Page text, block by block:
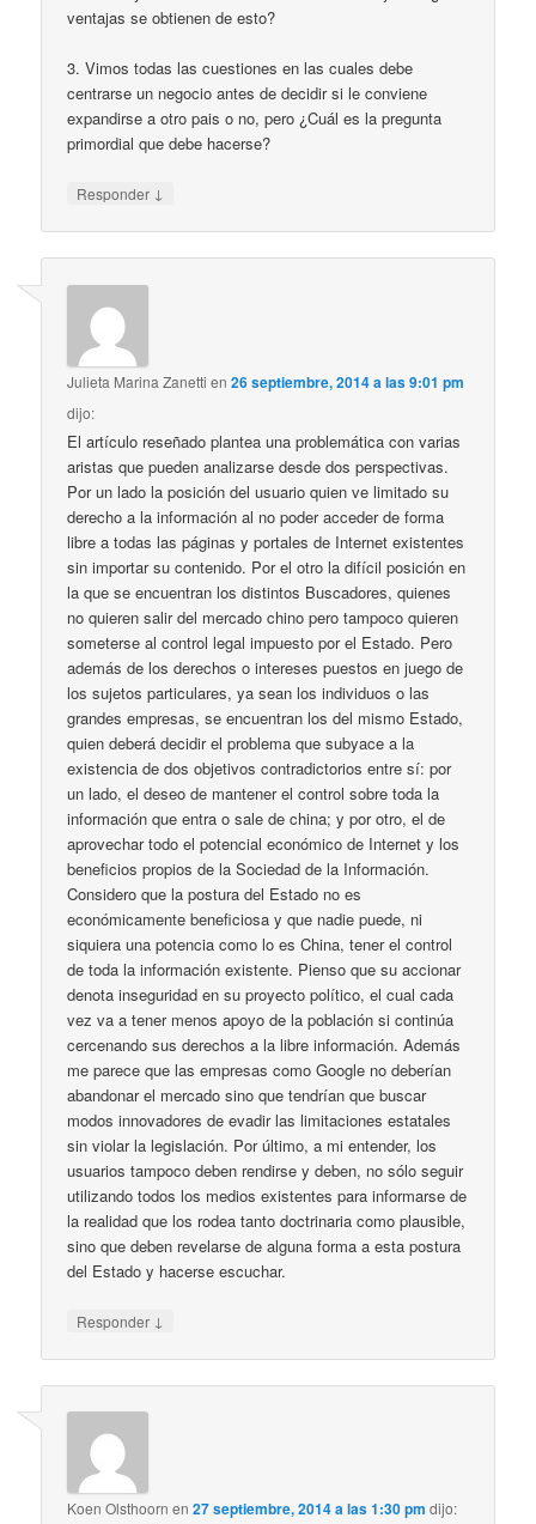
ventajas se obtienen de esto?
3. Vimos todas las cuestiones en las cuales debe
centrarse un negocio antes de decidir si le conviene
expandirse a otro pais o no, pero ¿Cuál es la pregunta
primordial que debe hacerse?
Responder ↓
Julieta Marina Zanetti en26 septiembre, 2014 a las 9:01 pm
dijo:
El artículo reseñado plantea una problemática con varias
aristas que pueden analizarse desde dos perspectivas.
Por un lado la posición del usuario quien ve limitado su
derecho a la información al no poder acceder de forma
libre a todas las páginas y portales de Internet existentes
sin importar su contenido. Por el otro la difícil posición en
la que se encuentran los distintos Buscadores, quienes
no quieren salir del mercado chino pero tampoco quieren
someterse al control legal impuesto por el Estado. Pero
además de los derechos o intereses puestos en juego de
los sujetos particulares, ya sean los individuos o las
grandes empresas, se encuentran los del mismo Estado,
quien deberá decidir el problema que subyace a la
existencia de dos objetivos contradictorios entre sí: por
un lado, el deseo de mantener el control sobre toda la
información que entra o sale de china; y por otro, el de
aprovechar todo el potencial económico de Internet y los
beneficios propios de la Sociedad de la Información.
Considero que la postura del Estado no es
económicamente beneficiosa y que nadie puede, ni
siquiera una potencia como lo es China, tener el control
de toda la información existente. Pienso que su accionar
denota inseguridad en su proyecto político, el cual cada
vez va a tener menos apoyo de la población si continúa
cercenando sus derechos a la libre información. Además
me parece que las empresas como Google no deberían
abandonar el mercado sino que tendrían que buscar
modos innovadores de evadir las limitaciones estatales
sin violar la legislación. Por último, a mi entender, los
usuarios tampoco deben rendirse y deben, no sólo seguir
utilizando todos los medios existentes para informarse de
la realidad que los rodea tanto doctrinaria como plausible,
sino que deben revelarse de alguna forma a esta postura
del Estado y hacerse escuchar.
Responder ↓
Koen Olsthoorn en27 septiembre, 2014 a las 1:30 pm dijo: